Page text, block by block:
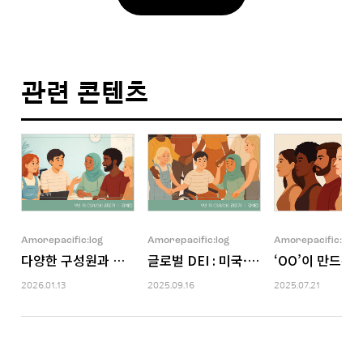
관련 콘텐츠
Amorepacific:log
다양한 구성원과 포용적인 문화
2026.01.13
Amorepacific:log
글로벌 DEI : 미국·유럽·아시아 편
2025.09.16
Amorepacific:log
‘OO’이 만드는
2025.07.21